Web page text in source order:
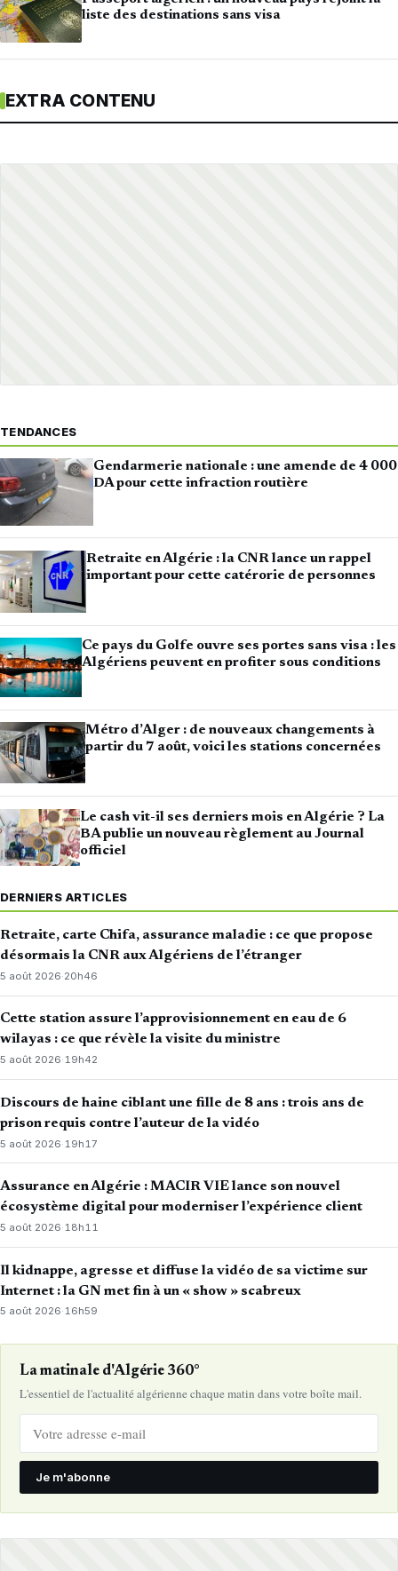
liste des destinations sans visa
EXTRA CONTENU
TENDANCES
Gendarmerie nationale : une amende de 4 000
DA pour cette infraction routière
Retraite en Algérie : la CNR lance un rappel
important pour cette catérorie de personnes
Ce pays du Golfe ouvre ses portes sans visa : les
Algériens peuvent en profiter sous conditions
Métro d’Alger : de nouveaux changements à
partir du 7 août, voici les stations concernées
Le cash vit-il ses derniers mois en Algérie ? La
BA publie un nouveau règlement au Journal
officiel
DERNIERS ARTICLES
Retraite, carte Chifa, assurance maladie : ce que propose
désormais la CNR aux Algériens de l’étranger
5 août 2026·20h46
Cette station assure l’approvisionnement en eau de 6
wilayas : ce que révèle la visite du ministre
5 août 2026·19h42
Discours de haine ciblant une fille de 8 ans : trois ans de
prison requis contre l’auteur de la vidéo
5 août 2026· 19h17
Assurance en Algérie : MACIR VIE lance son nouvel
écosystème digital pour moderniser l’expérience client
5 août 2026·18h11
Il kidnappe, agresse et diffuse la vidéo de sa victime sur
Internet : la GN met fin à un « show » scabreux
5 août 2026·16h59
La matinale d'Algérie 360°
L'essentiel de l'actualité algérienne chaque matin dans votre boîte mail.
Je m'abonne